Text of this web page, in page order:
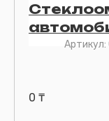
Артикул:
0 ₸